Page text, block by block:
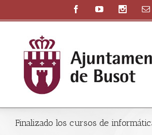
Finalizado los cursos de